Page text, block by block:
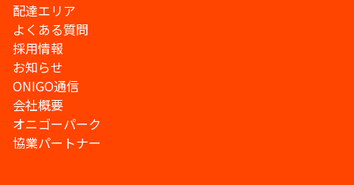
配達エリア
よくある質問
採用情報
お知らせ
ONIGO通信
会社概要
オニゴーパーク
協業パートナー